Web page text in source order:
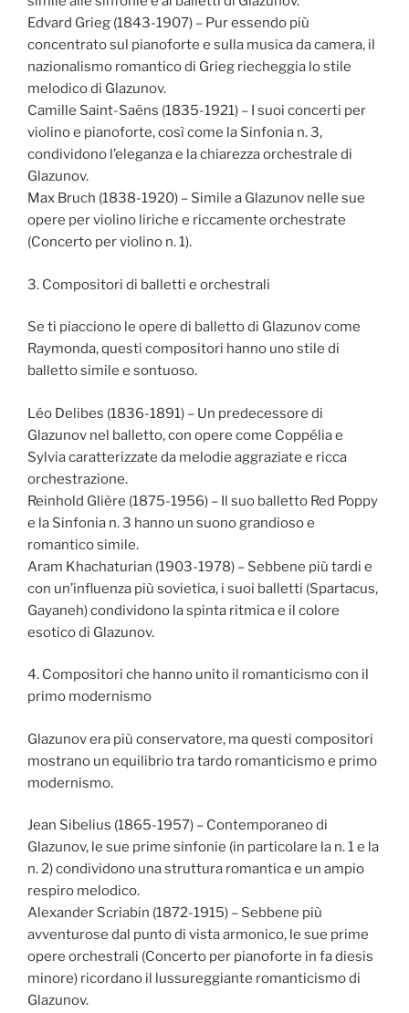
Edvard Grieg (1843-1907) – Pur essendo più
concentrato sul pianoforte e sulla musica da camera, il
nazionalismo romantico di Grieg riecheggia lo stile
melodico di Glazunov.
Camille Saint-Saëns (1835-1921) – I suoi concerti per
violino e pianoforte, così come la Sinfonia n. 3,
condividono l’eleganza e la chiarezza orchestrale di
Glazunov.
Max Bruch (1838-1920) – Simile a Glazunov nelle sue
opere per violino liriche e riccamente orchestrate
(Concerto per violino n. 1).
3. Compositori di balletti e orchestrali
Se ti piacciono le opere di balletto di Glazunov come
Raymonda, questi compositori hanno uno stile di
balletto simile e sontuoso.
Léo Delibes (1836-1891) – Un predecessore di
Glazunov nel balletto, con opere come Coppélia e
Sylvia caratterizzate da melodie aggraziate e ricca
orchestrazione.
Reinhold Glière (1875-1956) – Il suo balletto Red Poppy
e la Sinfonia n. 3 hanno un suono grandioso e
romantico simile.
Aram Khachaturian (1903-1978) – Sebbene più tardi e
con un’influenza più sovietica, i suoi balletti (Spartacus,
Gayaneh) condividono la spinta ritmica e il colore
esotico di Glazunov.
4. Compositori che hanno unito il romanticismo con il
primo modernismo
Glazunov era più conservatore, ma questi compositori
mostrano un equilibrio tra tardo romanticismo e primo
modernismo.
Jean Sibelius (1865-1957) – Contemporaneo di
Glazunov, le sue prime sinfonie (in particolare la n. 1 e la
n. 2) condividono una struttura romantica e un ampio
respiro melodico.
Alexander Scriabin (1872-1915) – Sebbene più
avventurose dal punto di vista armonico, le sue prime
opere orchestrali (Concerto per pianoforte in fa diesis
minore) ricordano il lussureggiante romanticismo di
Glazunov.